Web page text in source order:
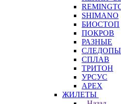
SHIMANO
БИОСТОП
ПОКРОВ
РАЗНЫЕ
СПЛАВ
ТРИТОН
УРСУС
APEX
ЖИЛЕТЫ